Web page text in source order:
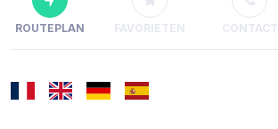
ROUTEPLAN FAVORIETEN CONTACT